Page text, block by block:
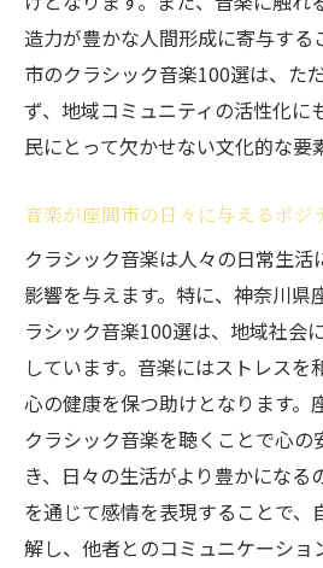
造力が豊かな人間形成に寄与する
市のクラシック音楽100選は、た
ず、地域コミュニティの活性化に
民にとって欠かせない文化的な要
音楽が座間市の日々に与えるポジ
クラシック音楽は人々の日常生活
影響を与えます。特に、神奈川県
ラシック音楽100選は、地域社会
しています。音楽にはストレスを
心の健康を保つ助けとなります。
クラシック音楽を聴くことで心の
き、日々の生活がより豊かになる
を通じて感情を表現することで、
解し、他者とのコミュニケーショ